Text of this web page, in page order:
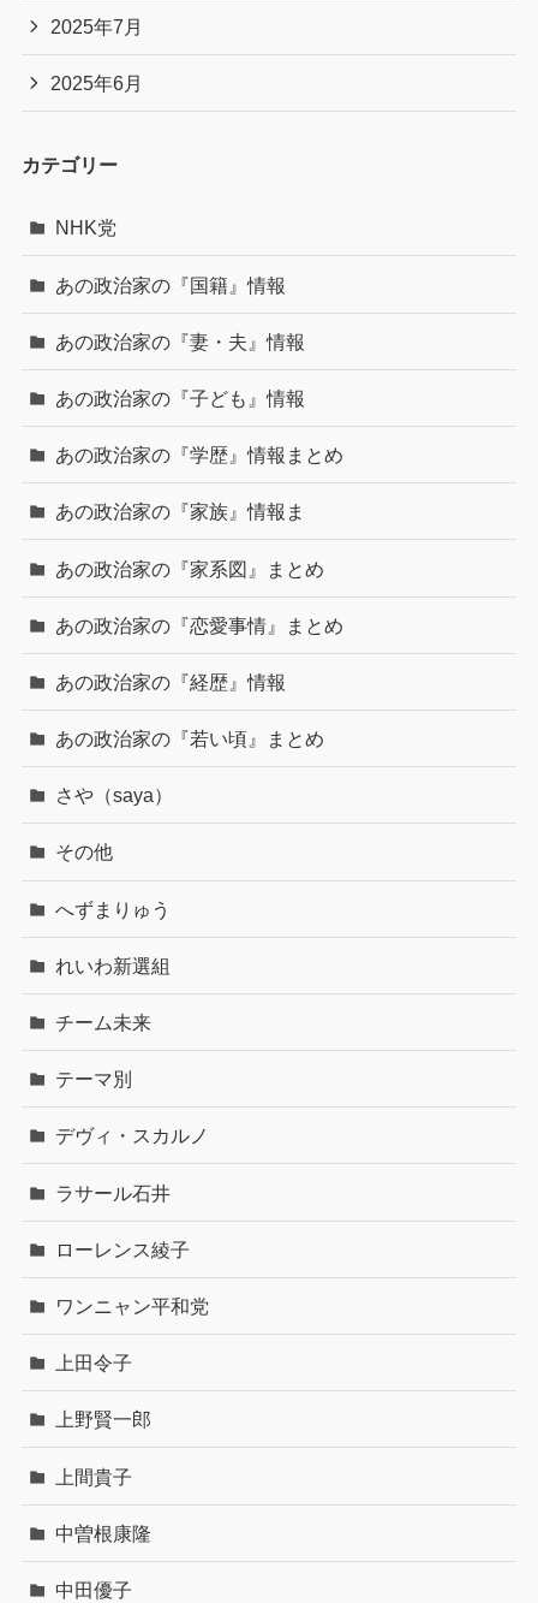
2025年7月
2025年6月
カテゴリー
NHK党
あの政治家の『国籍』情報
あの政治家の『妻・夫』情報
あの政治家の『子ども』情報
あの政治家の『学歴』情報まとめ
あの政治家の『家族』情報ま
あの政治家の『家系図』まとめ
あの政治家の『恋愛事情』まとめ
あの政治家の『経歴』情報
あの政治家の『若い頃』まとめ
さや（saya）
その他
へずまりゅう
れいわ新選組
チーム未来
テーマ別
デヴィ・スカルノ
ラサール石井
ローレンス綾子
ワンニャン平和党
上田令子
上野賢一郎
上間貴子
中曽根康隆
中田優子